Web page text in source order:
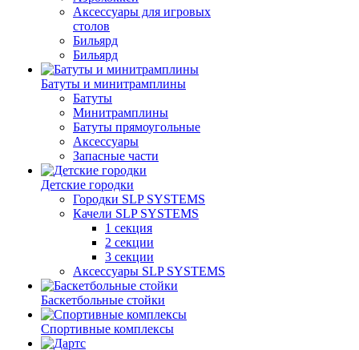
Аксессуары для игровых
столов
Бильяpд
Бильяpд
Батуты и минитрамплины
Батуты
Минитрамплины
Батуты прямоугольные
Аксессуары
Запасные части
Детские городки
Городки SLP SYSTEMS
Качели SLP SYSTEMS
1 секция
2 секции
3 секции
Аксессуары SLP SYSTEMS
Баскетбольные стойки
Спортивные комплексы